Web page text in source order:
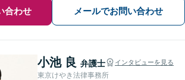
合わせ メールでお問い合わせ
小池 良 弁護士 インタビューを見る
東京けやき法律事務所